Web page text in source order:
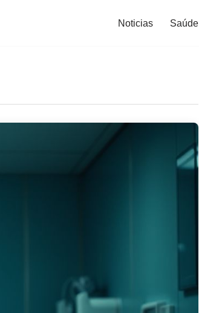
Noticias Saúde